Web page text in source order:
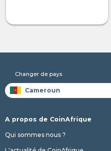
Changer de pays
A propos de CoinAfrique
Qui sommes nous ?